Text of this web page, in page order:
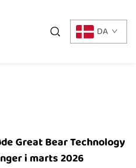
DA
Great Bear Technology
i marts 2026